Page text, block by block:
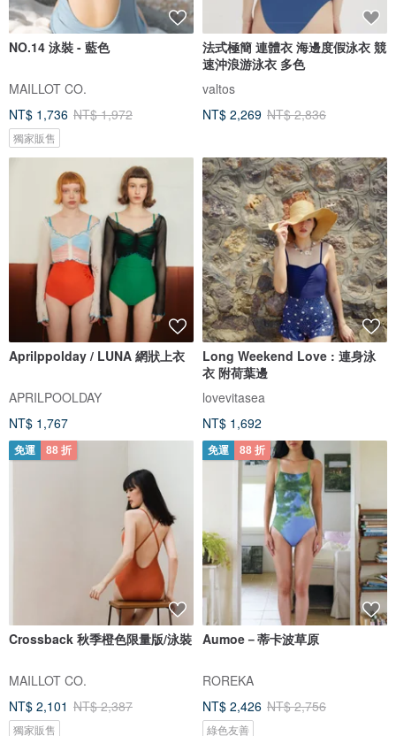
NO.14 泳裝 - 藍色
MAILLOT CO.
NT$ 1,736 NT$ 1,972
獨家販售
法式極簡 連體衣 海邊度假泳衣 競
速沖浪游泳衣 多色
valtos
NT$ 2,269 NT$ 2,836
Aprilppolday / LUNA 網狀上衣
APRILPOOLDAY
NT$ 1,767
Long Weekend Love : 連身泳
衣 附荷葉邊
lovevitasea
NT$ 1,692
免運 88 折
Crossback 秋季橙色限量版/泳裝
MAILLOT CO.
NT$ 2,101 NT$ 2,387
獨家販售
免運 88 折
Aumoe－蒂卡波草原
ROREKA
NT$ 2,426 NT$ 2,756
綠色友善